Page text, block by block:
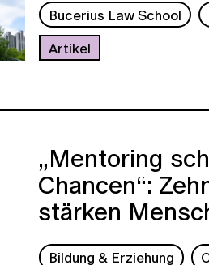
Bucerius Law School
Artikel
„Mentoring
Chancen“:
stärken
Bildung & Erziehung